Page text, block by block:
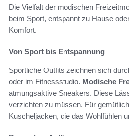
Die Vielfalt der modischen
beim Sport, entspannt zu Hause
Komfort.
Von Sport bis Entspannung
Sportliche Outfits zeichnen sich
oder im Fitnessstudio. Modische
atmungsaktive Sneakers. Diese
verzichten zu müssen. Für
Kuscheljacken, die das Wohlfühlen